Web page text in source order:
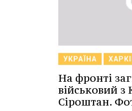
УКРАЇНА
На фронті
військовий з
Сіроштан.